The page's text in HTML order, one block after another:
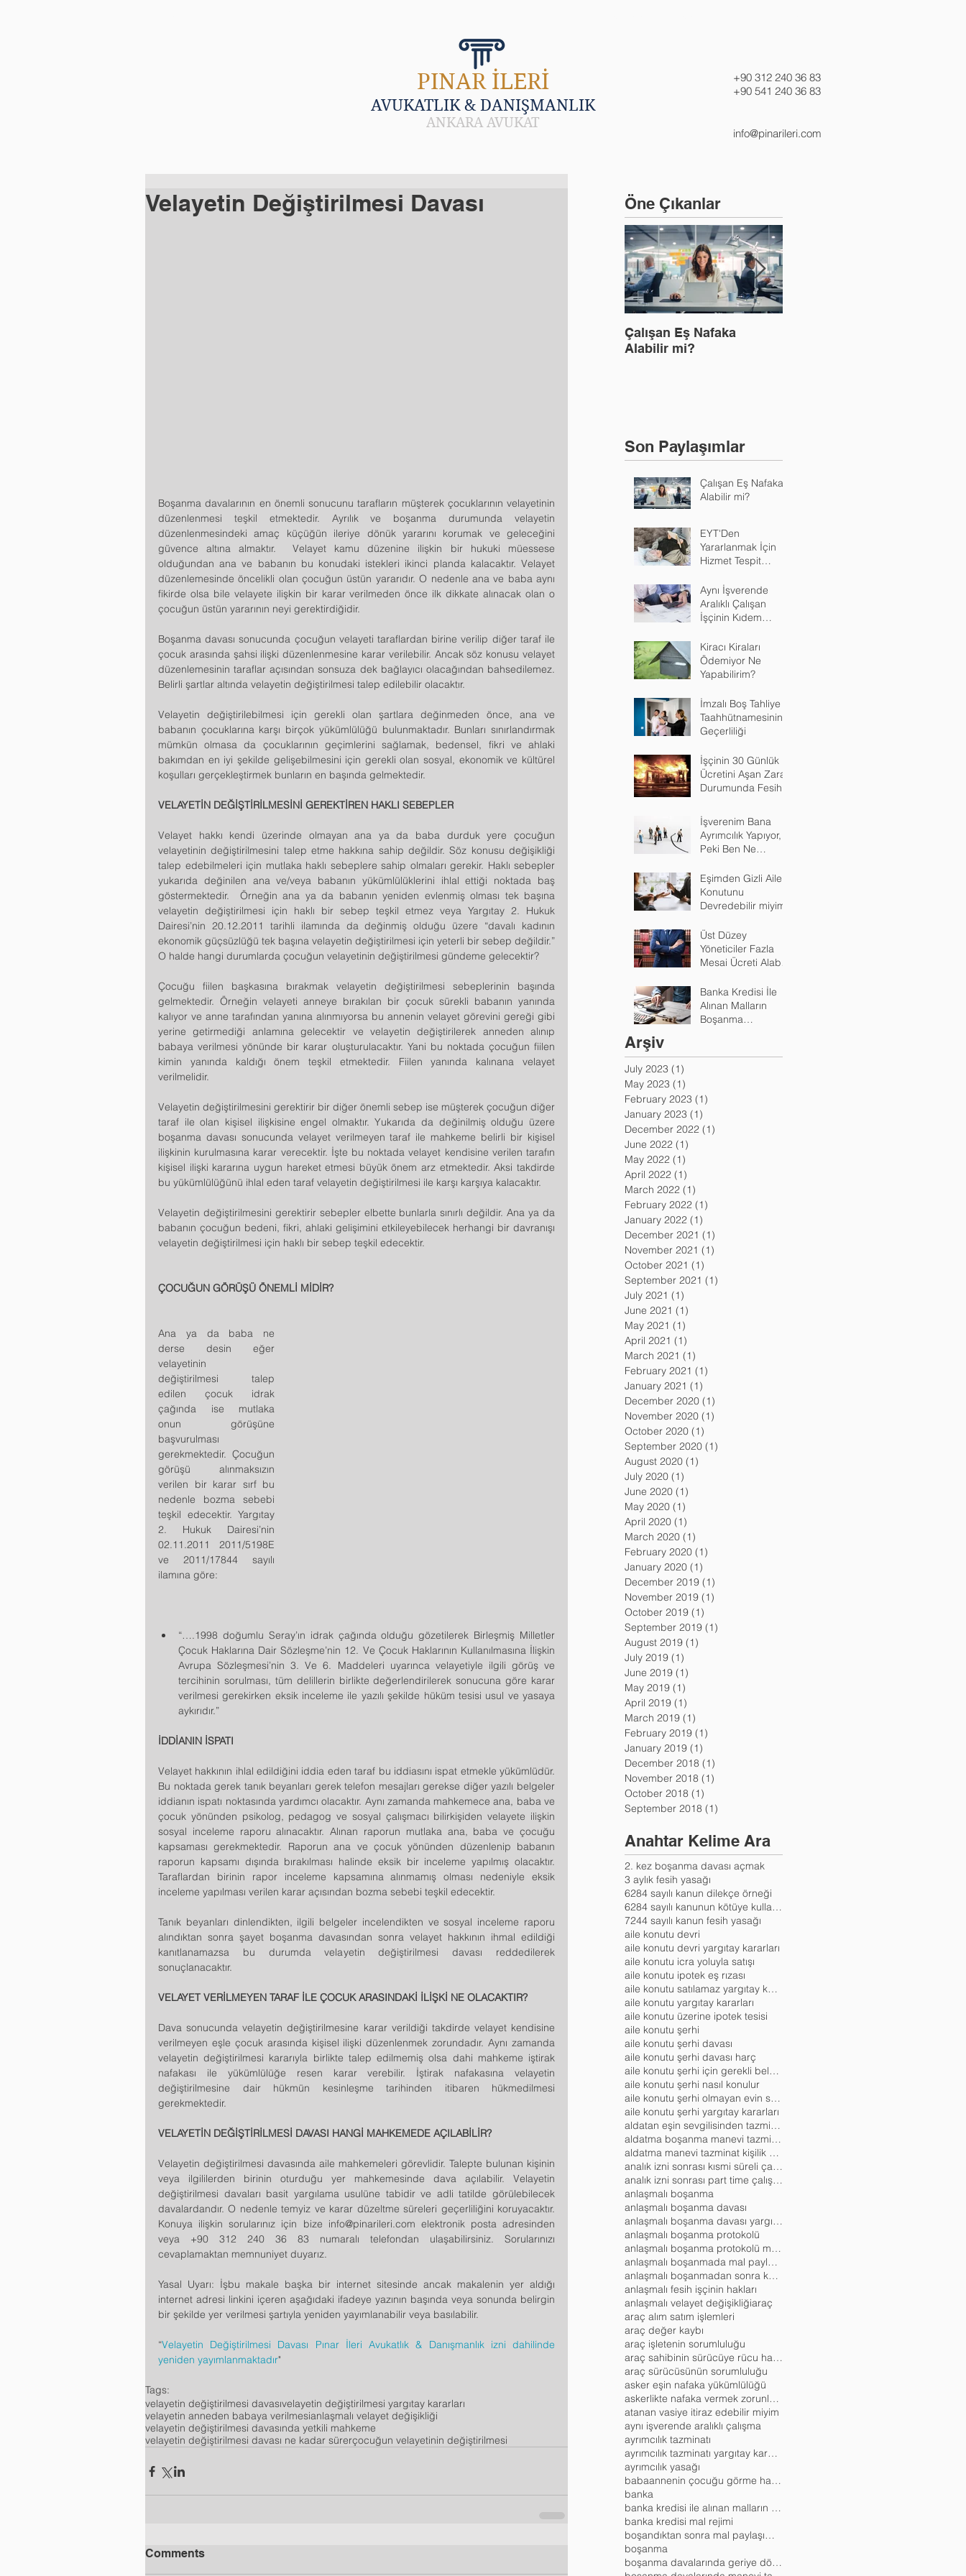
PINAR İLERİ
AVUKATLIK & DANIŞMANLIK
ANKARA AVUKAT
+90 312 240 36 83
+90 541 240 36 83
info@pinarileri.com
Velayetin Değiştirilmesi Davası
Boşanma davalarının en önemli sonucunu tarafların müşterek çocuklarının velayetinin
düzenlenmesi teşkil etmektedir. Ayrılık ve boşanma durumunda velayetin
düzenlenmesindeki amaç küçüğün ileriye dönük yararını korumak ve geleceğini
güvence altına almaktır.  Velayet kamu düzenine ilişkin bir hukuki müessese
olduğundan ana ve babanın bu konudaki istekleri ikinci planda kalacaktır. Velayet
düzenlemesinde öncelikli olan çocuğun üstün yararıdır. O nedenle ana ve baba aynı
fikirde olsa bile velayete ilişkin bir karar verilmeden önce ilk dikkate alınacak olan o
çocuğun üstün yararının neyi gerektirdiğidir.
Boşanma davası sonucunda çocuğun velayeti taraflardan birine verilip diğer taraf ile
çocuk arasında şahsi ilişki düzenlenmesine karar verilebilir. Ancak söz konusu velayet
düzenlemesinin taraflar açısından sonsuza dek bağlayıcı olacağından bahsedilemez.
Belirli şartlar altında velayetin değiştirilmesi talep edilebilir olacaktır.
Velayetin değiştirilebilmesi için gerekli olan şartlara değinmeden önce, ana ve
babanın çocuklarına karşı birçok yükümlülüğü bulunmaktadır. Bunları sınırlandırmak
mümkün olmasa da çocuklarının geçimlerini sağlamak, bedensel, fikri ve ahlaki
bakımdan en iyi şekilde gelişebilmesini için gerekli olan sosyal, ekonomik ve kültürel
koşulları gerçekleştirmek bunların en başında gelmektedir.
VELAYETİN DEĞİŞTİRİLMESİNİ GEREKTİREN HAKLI SEBEPLER
Velayet hakkı kendi üzerinde olmayan ana ya da baba durduk yere çocuğun
velayetinin değiştirilmesini talep etme hakkına sahip değildir. Söz konusu değişikliği
talep edebilmeleri için mutlaka haklı sebeplere sahip olmaları gerekir. Haklı sebepler
yukarıda değinilen ana ve/veya babanın yükümlülüklerini ihlal ettiği noktada baş
göstermektedir.  Örneğin ana ya da babanın yeniden evlenmiş olması tek başına
velayetin değiştirilmesi için haklı bir sebep teşkil etmez veya Yargıtay 2. Hukuk
Dairesi’nin 20.12.2011 tarihli ilamında da değinmiş olduğu üzere “davalı kadının
ekonomik güçsüzlüğü tek başına velayetin değiştirilmesi için yeterli bir sebep değildir.”
O halde hangi durumlarda çocuğun velayetinin değiştirilmesi gündeme gelecektir?
Çocuğu fiilen başkasına bırakmak velayetin değiştirilmesi sebeplerinin başında
gelmektedir. Örneğin velayeti anneye bırakılan bir çocuk sürekli babanın yanında
kalıyor ve anne tarafından yanına alınmıyorsa bu annenin velayet görevini gereği gibi
yerine getirmediği anlamına gelecektir ve velayetin değiştirilerek anneden alınıp
babaya verilmesi yönünde bir karar oluşturulacaktır. Yani bu noktada çocuğun fiilen
kimin yanında kaldığı önem teşkil etmektedir. Fiilen yanında kalınana velayet
verilmelidir.
Velayetin değiştirilmesini gerektirir bir diğer önemli sebep ise müşterek çocuğun diğer
taraf ile olan kişisel ilişkisine engel olmaktır. Yukarıda da değinilmiş olduğu üzere
boşanma davası sonucunda velayet verilmeyen taraf ile mahkeme belirli bir kişisel
ilişkinin kurulmasına karar verecektir. İşte bu noktada velayet kendisine verilen tarafın
kişisel ilişki kararına uygun hareket etmesi büyük önem arz etmektedir. Aksi takdirde
bu yükümlülüğünü ihlal eden taraf velayetin değiştirilmesi ile karşı karşıya kalacaktır.
Velayetin değiştirilmesini gerektirir sebepler elbette bunlarla sınırlı değildir. Ana ya da
babanın çocuğun bedeni, fikri, ahlaki gelişimini etkileyebilecek herhangi bir davranışı
velayetin değiştirilmesi için haklı bir sebep teşkil edecektir.
ÇOCUĞUN GÖRÜŞÜ ÖNEMLİ MİDİR?
Ana ya da baba ne
derse desin eğer
velayetinin
değiştirilmesi talep
edilen çocuk idrak
çağında ise mutlaka
onun görüşüne
başvurulması
gerekmektedir. Çocuğun
görüşü alınmaksızın
verilen bir karar sırf bu
nedenle bozma sebebi
teşkil edecektir. Yargıtay
2. Hukuk Dairesi’nin
02.11.2011 2011/5198E
ve 2011/17844 sayılı
ilamına göre:
“….1998 doğumlu Seray’ın idrak çağında olduğu gözetilerek Birleşmiş Milletler
Çocuk Haklarına Dair Sözleşme’nin 12. Ve Çocuk Haklarının Kullanılmasına İlişkin
Avrupa Sözleşmesi’nin 3. Ve 6. Maddeleri uyarınca velayetiyle ilgili görüş ve
tercihinin sorulması, tüm delillerin birlikte değerlendirilerek sonucuna göre karar
verilmesi gerekirken eksik inceleme ile yazılı şekilde hüküm tesisi usul ve yasaya
aykırıdır.”
İDDİANIN İSPATI
Velayet hakkının ihlal edildiğini iddia eden taraf bu iddiasını ispat etmekle yükümlüdür.
Bu noktada gerek tanık beyanları gerek telefon mesajları gerekse diğer yazılı belgeler
iddianın ispatı noktasında yardımcı olacaktır. Aynı zamanda mahkemece ana, baba ve
çocuk yönünden psikolog, pedagog ve sosyal çalışmacı bilirkişiden velayete ilişkin
sosyal inceleme raporu alınacaktır. Alınan raporun mutlaka ana, baba ve çocuğu
kapsaması gerekmektedir. Raporun ana ve çocuk yönünden düzenlenip babanın
raporun kapsamı dışında bırakılması halinde eksik bir inceleme yapılmış olacaktır.
Taraflardan birinin rapor inceleme kapsamına alınmamış olması nedeniyle eksik
inceleme yapılması verilen karar açısından bozma sebebi teşkil edecektir.
Tanık beyanları dinlendikten, ilgili belgeler incelendikten ve sosyal inceleme raporu
alındıktan sonra şayet boşanma davasından sonra velayet hakkının ihmal edildiği
kanıtlanamazsa bu durumda velayetin değiştirilmesi davası reddedilerek
sonuçlanacaktır.
VELAYET VERİLMEYEN TARAF İLE ÇOCUK ARASINDAKİ İLİŞKİ NE OLACAKTIR?
Dava sonucunda velayetin değiştirilmesine karar verildiği takdirde velayet kendisine
verilmeyen eşle çocuk arasında kişisel ilişki düzenlenmek zorundadır. Aynı zamanda
velayetin değiştirilmesi kararıyla birlikte talep edilmemiş olsa dahi mahkeme iştirak
nafakası ile yükümlülüğe resen karar verebilir. İştirak nafakasına velayetin
değiştirilmesine dair hükmün kesinleşme tarihinden itibaren hükmedilmesi
gerekmektedir.
VELAYETİN DEĞİŞTİRİLMESİ DAVASI HANGİ MAHKEMEDE AÇILABİLİR?
Velayetin değiştirilmesi davasında aile mahkemeleri görevlidir. Talepte bulunan kişinin
veya ilgililerden birinin oturduğu yer mahkemesinde dava açılabilir. Velayetin
değiştirilmesi davaları basit yargılama usulüne tabidir ve adli tatilde görülebilecek
davalardandır. O nedenle temyiz ve karar düzeltme süreleri geçerliliğini koruyacaktır.
Konuya ilişkin sorularınız için bize info@pinarileri.com elektronik posta adresinden
veya +90 312 240 36 83 numaralı telefondan ulaşabilirsiniz. Sorularınızı
cevaplamaktan memnuniyet duyarız.
Yasal Uyarı: İşbu makale başka bir internet sitesinde ancak makalenin yer aldığı
internet adresi linkini içeren aşağıdaki ifadeye yazının başında veya sonunda belirgin
bir şekilde yer verilmesi şartıyla yeniden yayımlanabilir veya basılabilir.
“Velayetin Değiştirilmesi Davası Pınar İleri Avukatlık & Danışmanlık izni dahilinde
yeniden yayımlanmaktadır"
Tags:
velayetin değiştirilmesi davasıvelayetin değiştirilmesi yargıtay kararları
velayetin anneden babaya verilmesianlaşmalı velayet değişikliği
velayetin değiştirilmesi davasında yetkili mahkeme
velayetin değiştirilmesi davası ne kadar sürerçocuğun velayetinin değiştirilmesi
Comments
Öne Çıkanlar
Çalışan Eş Nafaka
Alabilir mi?
Son Paylaşımlar
Çalışan Eş Nafaka
Alabilir mi?
EYT'Den
Yararlanmak İçin
Hizmet Tespit
Aynı İşverende
Aralıklı Çalışan
İşçinin Kıdem
Kiracı Kiraları
Ödemiyor Ne
Yapabilirim?
İmzalı Boş Tahliye
Taahhütnamesinin
Geçerliliği
İşçinin 30 Günlük
Ücretini Aşan Zarar
Durumunda Fesih
İşverenim Bana
Ayrımcılık Yapıyor,
Peki Ben Ne
Eşimden Gizli Aile
Konutunu
Devredebilir miyim?
Üst Düzey
Yöneticiler Fazla
Mesai Ücreti Alabilir
Banka Kredisi İle
Alınan Malların
Boşanma
Yapılır?
Arşiv
July 2023 (1)
May 2023 (1)
February 2023 (1)
January 2023 (1)
December 2022 (1)
June 2022 (1)
May 2022 (1)
April 2022 (1)
March 2022 (1)
February 2022 (1)
January 2022 (1)
December 2021 (1)
November 2021 (1)
October 2021 (1)
September 2021 (1)
July 2021 (1)
June 2021 (1)
May 2021 (1)
April 2021 (1)
March 2021 (1)
February 2021 (1)
January 2021 (1)
December 2020 (1)
November 2020 (1)
October 2020 (1)
September 2020 (1)
August 2020 (1)
July 2020 (1)
June 2020 (1)
May 2020 (1)
April 2020 (1)
March 2020 (1)
February 2020 (1)
January 2020 (1)
December 2019 (1)
November 2019 (1)
October 2019 (1)
September 2019 (1)
August 2019 (1)
July 2019 (1)
June 2019 (1)
May 2019 (1)
April 2019 (1)
March 2019 (1)
February 2019 (1)
January 2019 (1)
December 2018 (1)
November 2018 (1)
October 2018 (1)
September 2018 (1)
Anahtar Kelime Ara
2. kez boşanma davası açmak
3 aylık fesih yasağı
6284 sayılı kanun dilekçe örneği
6284 sayılı kanunun kötüye kullanılması
7244 sayılı kanun fesih yasağı
aile konutu devri
aile konutu devri yargıtay kararları
aile konutu icra yoluyla satışı
aile konutu ipotek eş rızası
aile konutu satılamaz yargıtay kararları
aile konutu yargıtay kararları
aile konutu üzerine ipotek tesisi
aile konutu şerhi
aile konutu şerhi davası
aile konutu şerhi davası harç
aile konutu şerhi için gerekli belgeler
aile konutu şerhi nasıl konulur
aile konutu şerhi olmayan evin satışı
aile konutu şerhi yargıtay kararları
aldatan eşin sevgilisinden tazminat istenebilir mi
aldatma boşanma manevi tazminat
aldatma manevi tazminat kişilik hakları
analık izni sonrası kısmi süreli çalışma
analık izni sonrası part time çalışma
anlaşmalı boşanma
anlaşmalı boşanma davası
anlaşmalı boşanma davası yargıtay kararla
anlaşmalı boşanma protokolü
anlaşmalı boşanma protokolü mal paylaşımı örneği
anlaşmalı boşanmada mal paylaşımı
anlaşmalı boşanmadan sonra katkı payı davası
anlaşmalı fesih işçinin hakları
anlaşmalı velayet değişikliğiaraç
araç alım satım işlemleri
araç değer kaybı
araç işletenin sorumluluğu
araç sahibinin sürücüye rücu hakkı
araç sürücüsünün sorumluluğu
asker eşin nafaka yükümlülüğü
askerlikte nafaka vermek zorunlu mudur
atanan vasiye itiraz edebilir miyim
aynı işverende aralıklı çalışma
ayrımcılık tazminatı
ayrımcılık tazminatı yargıtay kararları
ayrımcılık yasağı
babaannenin çocuğu görme hakkı
banka
banka kredisi ile alınan malların paylaşımı
banka kredisi mal rejimi
boşandıktan sonra mal paylaşımı davası açılır mı
boşanma
boşanma davalarında geriye dönük telefon kayıtları